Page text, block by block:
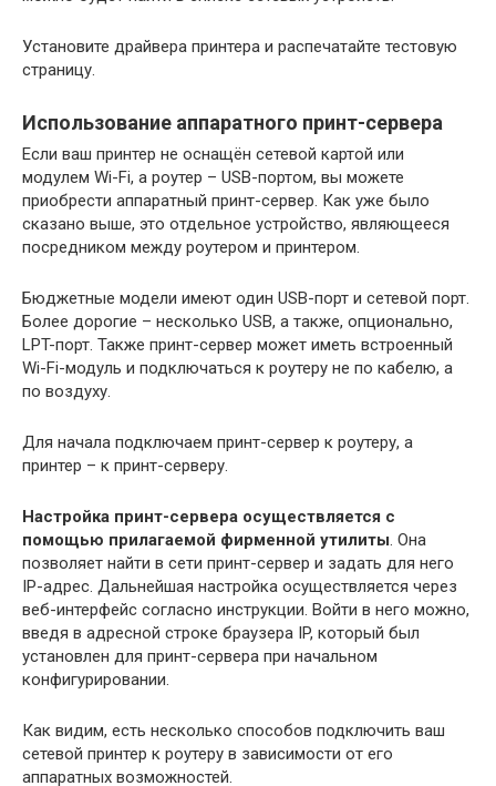
Установите драйвера принтера и распечатайте тестовую
страницу.
Использование аппаратного принт-сервера
Если ваш принтер не оснащён сетевой картой или
модулем Wi-Fi, а роутер – USB-портом, вы можете
приобрести аппаратный принт-сервер. Как уже было
сказано выше, это отдельное устройство, являющееся
посредником между роутером и принтером.
Бюджетные модели имеют один USB-порт и сетевой порт.
Более дорогие – несколько USB, а также, опционально,
LPT-порт. Также принт-сервер может иметь встроенный
Wi-Fi-модуль и подключаться к роутеру не по кабелю, а
по воздуху.
Для начала подключаем принт-сервер к роутеру, а
принтер – к принт-серверу.
Настройка принт-сервера осуществляется с
помощью прилагаемой фирменной утилиты. Она
позволяет найти в сети принт-сервер и задать для него
IP-адрес. Дальнейшая настройка осуществляется через
веб-интерфейс согласно инструкции. Войти в него можно,
введя в адресной строке браузера IP, который был
установлен для принт-сервера при начальном
конфигурировании.
Как видим, есть несколько способов подключить ваш
сетевой принтер к роутеру в зависимости от его
аппаратных возможностей.